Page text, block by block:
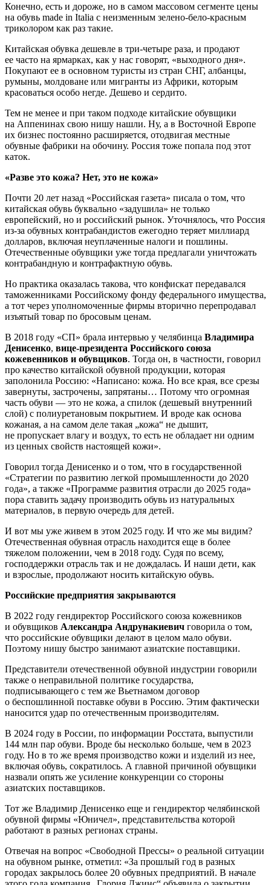
Конечно, есть и дороже, но в самом массовом сегменте цены
на обувь made in Italia с неизменным зелено-бело-красным
триколором как раз такие.
Китайская обувка дешевле в три-четыре раза, и продают
ее часто на ярмарках, как у нас говорят, «выходного дня».
Покупают ее в основном туристы из стран СНГ, албанцы,
румыны, молдоване или мигранты из Африки, которым
красоваться особо негде. Дешево и сердито.
Тем не менее и при таком подходе китайские обувщики
на Аппенинах свою нишу нашли. Ну, а в Восточной Европе
их бизнес постоянно расширяется, отодвигая местные
обувные фабрики на обочину. Россия тоже попала под этот
каток.
«Разве это кожа? Нет, это не кожа»
Почти 20 лет назад «Российская газета» писала о том, что
китайская обувь буквально «задушила» не только
европейский, но и российский рынок. Уточнялось, что Россия
из-за обувных контрабандистов ежегодно теряет миллиард
долларов, включая неуплаченные налоги и пошлины.
Отечественные обувщики уже тогда предлагали уничтожать
контрабандную и контрафактную обувь.
Но практика оказалась такова, что конфискат передавался
таможенниками Российскому фонду федерального имущества,
а тот через уполномоченные фирмы вторично перепродавал
изъятый товар по бросовым ценам.
В 2018 году «СП» брала интервью у челябинца Владимира
Денисенко, вице-президента Российского союза
кожевенников и обувщиков. Тогда он, в частности, говорил
про качество китайской обувной продукции, которая
заполонила Россию: «Написано: кожа. Но все края, все срезы
завернуты, застрочены, запрятаны… Потому что огромная
часть обуви — это не кожа, а спилок (дешевый внутренний
слой) с полиуретановым покрытием. И вроде как основа
кожаная, а на самом деле такая „кожа“ не дышит,
не пропускает влагу и воздух, то есть не обладает ни одним
из ценных свойств настоящей кожи».
Говорил тогда Денисенко и о том, что в государственной
«Стратегии по развитию легкой промышленности до 2020
года», а также «Программе развития отрасли до 2025 года»
пора ставить задачу производить обувь из натуральных
материалов, в первую очередь для детей.
И вот мы уже живем в этом 2025 году. И что же мы видим?
Отечественная обувная отрасль находится еще в более
тяжелом положении, чем в 2018 году. Судя по всему,
господдержки отрасль так и не дождалась. И наши дети, как
и взрослые, продолжают носить китайскую обувь.
Российские предприятия закрываются
В 2022 году гендиректор Российского союза кожевников
и обувщиков Александра Андрунакиевич говорила о том,
что российские обувщики делают в целом мало обуви.
Поэтому нишу быстро занимают азиатские поставщики.
Представители отечественной обувной индустрии говорили
также о неправильной политике государства,
подписывающего с тем же Вьетнамом договор
о беспошлинной поставке обуви в Россию. Этим фактически
наносится удар по отечественным производителям.
В 2024 году в России, по информации Росстата, выпустили
144 млн пар обуви. Вроде бы несколько больше, чем в 2023
году. Но в то же время производство кожи и изделий из нее,
включая обувь, сократилось. А главной причиной обувщики
назвали опять же усиление конкуренции со стороны
азиатских поставщиков.
Тот же Владимир Денисенко еще и гендиректор челябинской
обувной фирмы «Юничел», представительства которой
работают в разных регионах страны.
Отвечая на вопрос «Свободной Прессы» о реальной ситуации
на обувном рынке, отметил: «За прошлый год в разных
городах закрылось более 20 обувных предприятий. В начале